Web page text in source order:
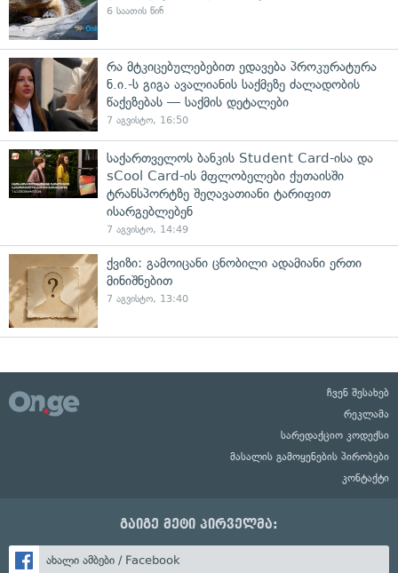
6 საათის წინ
რა მტკიცებულებებით ედავება პროკურატურა
ნ.ი.-ს გიგა ავალიანის საქმეზე ძალადობის
წაქეზებას — საქმის დეტალები
7 აგვისტო, 16:50
საქართველოს ბანკის Student Card-ისა და
sCool Card-ის მფლობელები ქუთაისში
ტრანსპორტზე შეღავათიანი ტარიფით
ისარგებლებენ
7 აგვისტო, 14:49
ქვიზი: გამოიცანი ცნობილი ადამიანი ერთი
მინიშნებით
7 აგვისტო, 13:40
ჩვენ შესახებ
რეკლამა
სარედაქციო კოდექსი
მასალის გამოყენების პირობები
კონტაქტი
გაიგე მეტი პირველმა:
ახალი ამბები / Facebook